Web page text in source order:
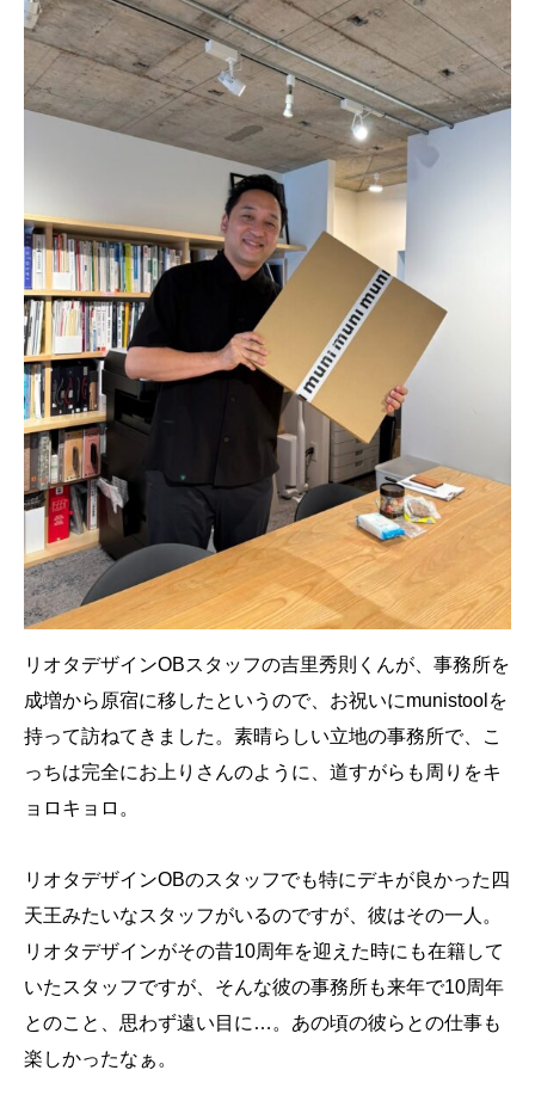
リオタデザインOBスタッフの吉里秀則くんが、事務所を
成増から原宿に移したというので、お祝いにmunistoolを
持って訪ねてきました。素晴らしい立地の事務所で、こ
っちは完全にお上りさんのように、道すがらも周りをキ
ョロキョロ。
リオタデザインOBのスタッフでも特にデキが良かった四
天王みたいなスタッフがいるのですが、彼はその一人。
リオタデザインがその昔10周年を迎えた時にも在籍して
いたスタッフですが、そんな彼の事務所も来年で10周年
とのこと、思わず遠い目に…。あの頃の彼らとの仕事も
楽しかったなぁ。